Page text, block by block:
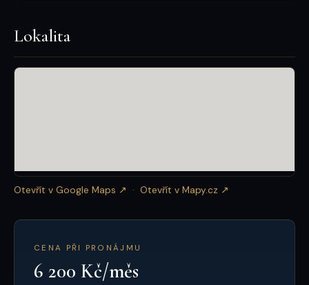
Lokalita
Otevřít v Google Maps ↗ · Otevřít v Mapy.cz ↗
CENA PŘI PRONÁJMU
6 200 Kč/měs